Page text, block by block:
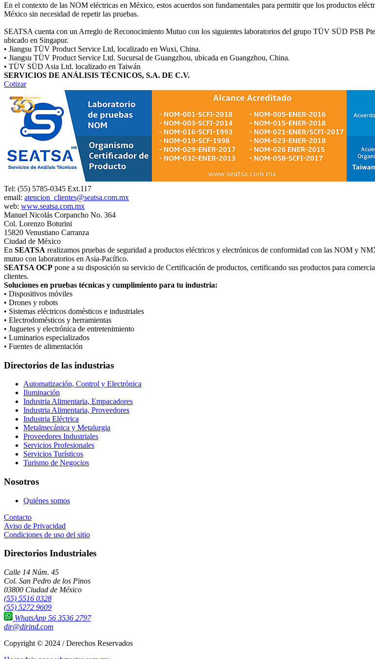
En el contexto de las NOM eléctricas en México, estos acuerdos son fundamentales para permitir que los productos
México sin necesidad de repetir las pruebas.
SEATSA cuenta con un Arreglo de Reconocimiento Mutuo con los siguientes laboratorios del grupo TÜV SÜD PSB
ubicado en Singapur.
• Jiangsu TÜV Product Service Ltd, localizado en Wuxi, China.
• Jiangsu TÜV Product Service Ltd. Sucursal de Guangzhou, ubicada en Guangzhou, China.
• TÜV SÜD Asia Ltd. localizado en Taiwán
SERVICIOS DE ANÁLISIS TÉCNICOS, S.A. DE C.V.
Cotizar
Tel: (55) 5785-0345 Ext.117
email: atencion_clientes@seatsa.com.mx
web: www.seatsa.com.mx
Manuel Nicolás Corpancho No. 364
Col. Lorenzo Boturini
15820 Venustiano Carranza
Ciudad de México
En SEATSA realizamos pruebas de seguridad a productos eléctricos y electrónicos de conformidad con las NOM y
mutuo con laboratorios en Asia-Pacífico.
SEATSA OCP pone a su disposición su servicio de Certificación de productos, certificando sus productos para
clientes.
Soluciones en pruebas técnicas y cumplimiento para tu industria:
• Dispositivos móviles
• Drones y robots
• Sistemas eléctricos domésticos e industriales
• Electrodomésticos y herramientas
• Juguetes y electrónica de entretenimiento
• Luminarios especializados
• Fuentes de alimentación
Directorios de las industrias
Automatización, Control y Electrónica
Iluminación
Industria Alimentaria, Empacadores
Industria Alimentaria, Proveedores
Industria Eléctrica
Metalmecánica y Metalurgia
Proveedores Industriales
Servicios Profesionales
Servicios Turísticos
Turismo de Negocios
Nosotros
Quiénes somos
Contacto
Aviso de Privacidad
Condiciones de uso del sitio
Directorios Industriales
Calle 14 Núm. 45
Col. San Pedro de los Pinos
03800 Ciudad de México
(55) 5516 0328
(55) 5272 9609
WhatsApp 56 3536 2797
dir@dirind.com
Copyright © 2024 / Derechos Reservados